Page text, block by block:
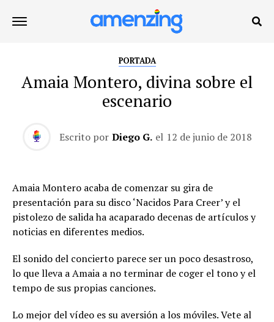
PORTADA
Amaia Montero, divina sobre el
escenario
Escrito por Diego G. el 12 de junio de 2018
Amaia Montero acaba de comenzar su gira de
presentación para su disco ‘Nacidos Para Creer’ y el
pistolezo de salida ha acaparado decenas de artículos y
noticias en diferentes medios.
El sonido del concierto parece ser un poco desastroso,
lo que lleva a Amaia a no terminar de coger el tono y el
tempo de sus propias canciones.
Lo mejor del vídeo es su aversión a los móviles. Vete al